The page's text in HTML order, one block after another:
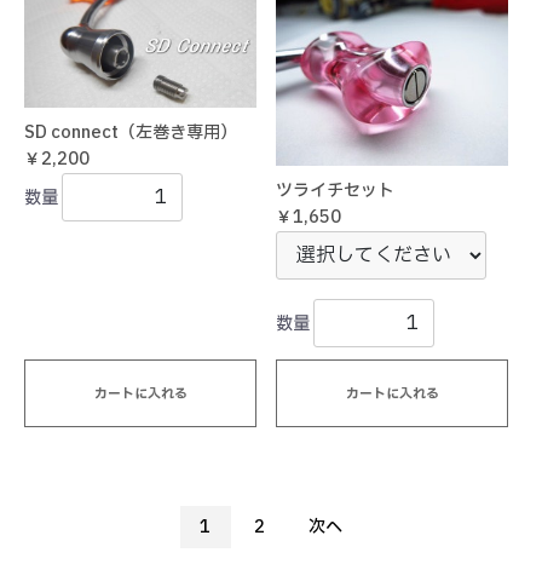
SD connect（左巻き専用）
￥2,200
数量
カートに入れる
ツライチセット
￥1,650
数量
カートに入れる
1 2 次へ